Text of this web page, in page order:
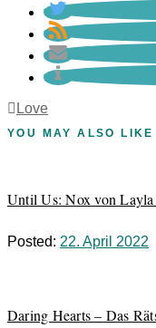
Love
YOU MAY ALSO LIKE
Until Us: Nox von
Posted: 22. April 2022
Daring Hearts – Das